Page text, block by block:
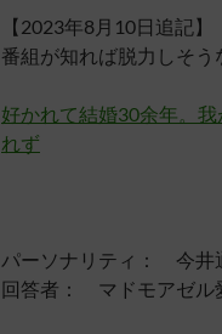
【2023年8月10日追記】
番組が知れば脱力しそう
好かれて結婚30余年。
れず
パーソナリティ： 今井
回答者： マドモアゼル